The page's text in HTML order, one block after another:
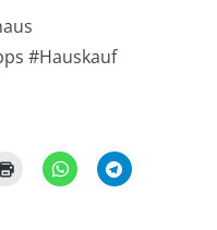
#Hauskauf